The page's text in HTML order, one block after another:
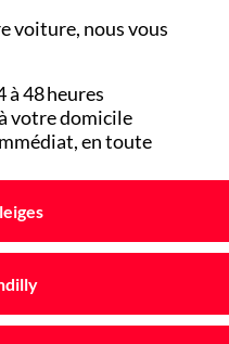
voiture, nous vous
48 heures
votre domicile
en toute